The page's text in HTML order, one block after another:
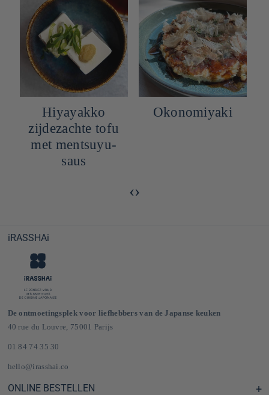
Hiyayakko
zijdezachte tofu
met mentsuyu-
saus
Okonomiyaki
‹›
iRASSHAi
De ontmoetingsplek voor liefhebbers van de Japanse keuken
40 rue du Louvre, 75001 Parijs
01 84 74 35 30
hello@irasshai.co
ONLINE BESTELLEN